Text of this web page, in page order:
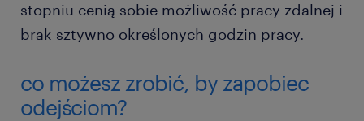
stopniu cenią sobie możliwość pracy zdalnej i
brak sztywno określonych godzin pracy.
co możesz zrobić, by zapobiec
odejściom?